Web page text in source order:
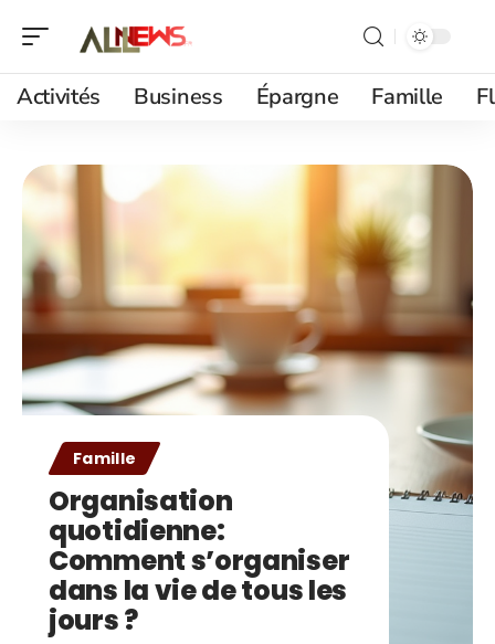
Activités Business Épargne Famille
Famille
Organisation
quotidienne:
Comment s’organiser
dans la vie de tous les
jours ?